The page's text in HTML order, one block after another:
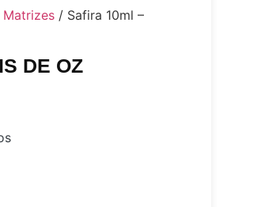
Matrizes / Safira 10ml –
DE OZ